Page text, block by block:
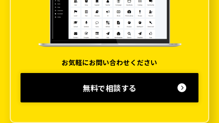
お気軽にお問い合わせください
無料で相談する